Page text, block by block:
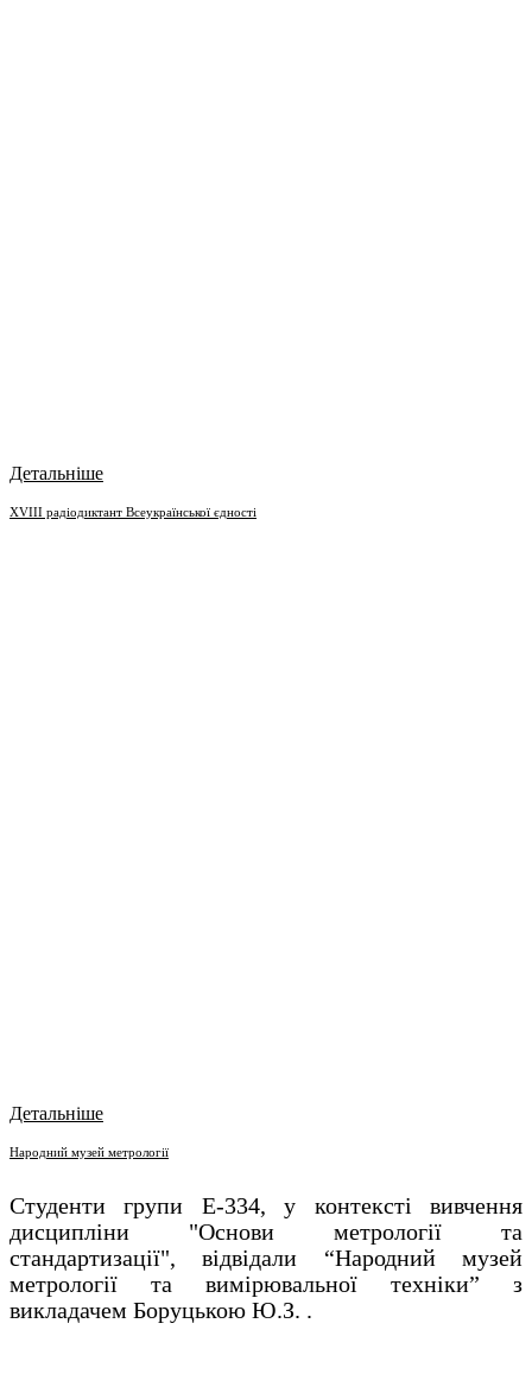
Детальніше
XVIII радіодиктант Всеукраїнської єдності
Детальніше
Народний музей метрології
Студенти групи Е-334, у контексті вивчення
дисципліни "Основи метрології та
стандартизації", відвідали “Народний музей
метрології та вимірювальної техніки” з
викладачем Боруцькою Ю.З. .